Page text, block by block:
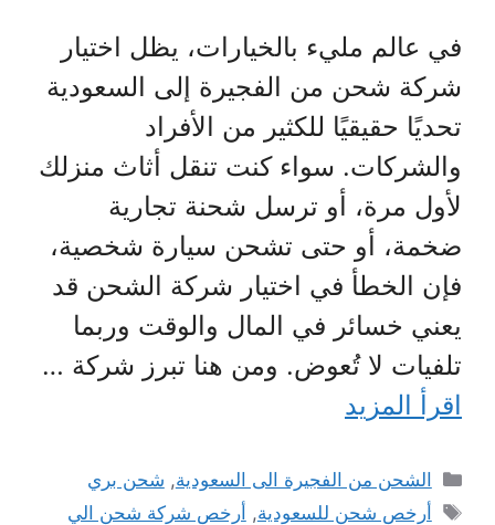
في عالم مليء بالخيارات، يظل اختيار
شركة شحن من الفجيرة إلى السعودية
تحديًا حقيقيًا للكثير من الأفراد
والشركات. سواء كنت تنقل أثاث منزلك
لأول مرة، أو ترسل شحنة تجارية
ضخمة، أو حتى تشحن سيارة شخصية،
فإن الخطأ في اختيار شركة الشحن قد
يعني خسائر في المال والوقت وربما
تلفيات لا تُعوض. ومن هنا تبرز شركة …
اقرأ المزيد
التصنيفات
الشحن من الفجيرة الى السعودية, شحن بري
الوسوم
أرخص شحن للسعودية, أرخص شركة شحن الي